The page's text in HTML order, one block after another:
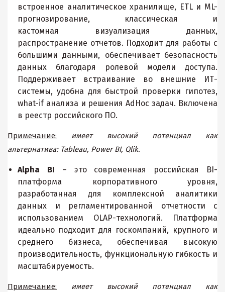
встроенное аналитическое хранилище, ETL и ML-
прогнозирование, классическая и
кастомная визуализация данных,
распространение отчетов. Подходит для работы с
большими данными, обеспечивает безопасность
данных благодаря ролевой модели доступа.
Поддерживает встраивание во внешние ИТ-
системы, удобна для быстрой проверки гипотез,
what-if анализа и решения AdHoc задач. Включена
в реестр российского ПО.
Примечание:
имеет высокий потенциал как
альтернатива: Tableau, Power BI, Qlik.
Alpha BI – это современная российская BI-
платформа корпоративного уровня,
разработанная для комплексной аналитики
данных и регламентированной отчетности с
использованием OLAP-технологий. Платформа
идеально подходит для госкомпаний, крупного и
среднего бизнеса, обеспечивая высокую
производительность, функциональную гибкость и
масштабируемость.
Примечание: имеет
высокий потенциал как